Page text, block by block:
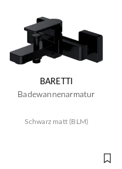
BARETTI
Badewannenarmatur
Schwarz matt (BLM)